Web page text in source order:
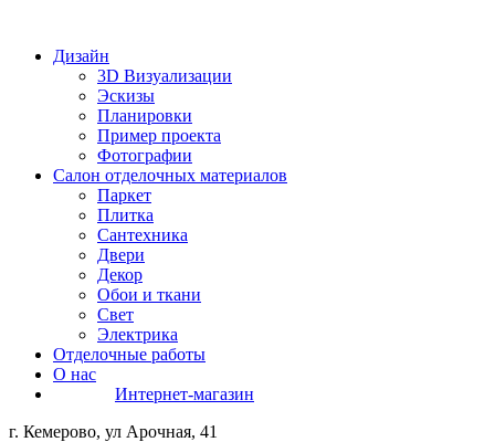
Дизайн
3D Визуализации
Эскизы
Планировки
Пример проекта
Фотографии
Салон отделочных материалов
Паркет
Плитка
Сантехника
Двери
Декор
Обои и ткани
Свет
Электрика
Отделочные работы
О нас
Интернет-магазин
г. Кемерово, ул Арочная, 41